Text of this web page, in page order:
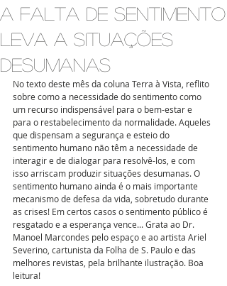
A falta de sentimento
leva a situações
desumanas
No texto deste mês da coluna Terra à Vista, reflito
sobre como a necessidade do sentimento como
um recurso indispensável para o bem-estar e
para o restabelecimento da normalidade. Aqueles
que dispensam a segurança e esteio do
sentimento humano não têm a necessidade de
interagir e de dialogar para resolvê-los, e com
isso arriscam produzir situações desumanas. O
sentimento humano ainda é o mais importante
mecanismo de defesa da vida, sobretudo durante
as crises! Em certos casos o sentimento público é
resgatado e a esperança vence... Grata ao Dr.
Manoel Marcondes pelo espaço e ao artista Ariel
Severino, cartunista da Folha de S. Paulo e das
melhores revistas, pela brilhante ilustração. Boa
leitura!